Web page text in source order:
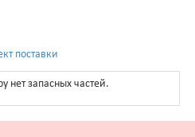
поставки
нет запасных частей.